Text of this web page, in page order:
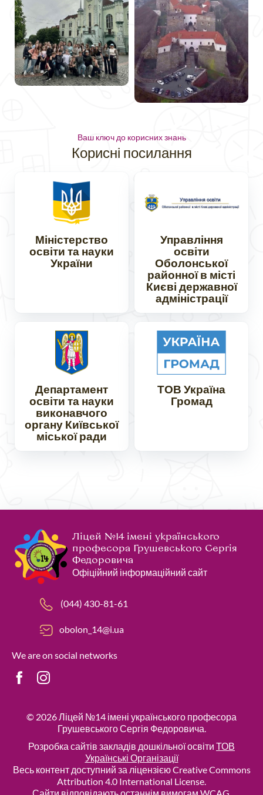
Ваш ключ до корисних знань
Корисні посилання
Міністерство
освіти та науки
України
Управління
освіти
Оболонської
районної в місті
Києві державної
адміністрації
Департамент
освіти та науки
виконавчого
органу Київської
міської ради
ТОВ Україна
Громад
Ліцей №14 імені українського
професора Грушевського Сергія
Федоровича
Офіційний інформаційний сайт
(044) 430-81-61
obolon_14@i.ua
We are on social networks
© 2026Ліцей №14 імені українського професора
Грушевського Сергія Федоровича.
Розробка сайтів закладів дошкільної освіти ТОВ
Українські Організації
Весь контент доступний за ліцензією Creative Commons
Attribution 4.0 International License.